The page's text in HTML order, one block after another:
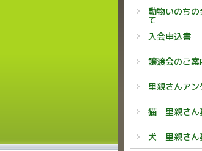
動物いのち
て
入会申込書
譲渡会のご案
里親さんアン
猫 里親さん
犬 里親さん